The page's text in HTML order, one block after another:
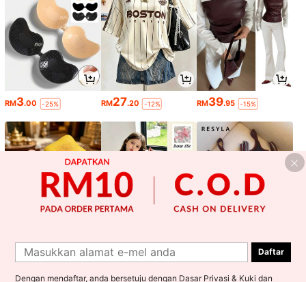
RM3.00 -25% RM27.20 -12% RM39.95 -15%
RM4.25 -15% RM29.00 RM26.00
Daftar
Dengan mendaftar, anda bersetuju dengan Dasar Privasi & Kuki dan